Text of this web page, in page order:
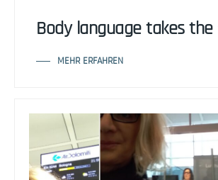
Body language takes
MEHR ERFAHREN